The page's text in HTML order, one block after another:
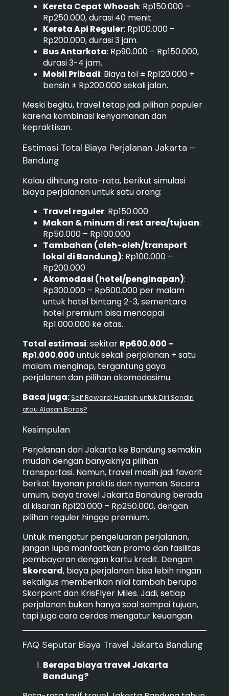
Kereta Cepat Whoosh: Rp150.000 –
Rp250.000, durasi 40 menit.
Kereta Api Reguler: Rp100.000 –
Rp200.000, durasi 3 jam.
Bus Antarkota: Rp90.000 – Rp150.000,
durasi 3-4 jam.
Mobil Pribadi: Biaya tol ± Rp120.000 +
bensin ± Rp200.000 sekali jalan.
Meski begitu, travel tetap jadi pilihan populer
karena kombinasi kenyamanan dan
kepraktisan.
Estimasi Total Biaya Perjalanan Jakarta –
Bandung
Kalau dihitung rata-rata, berikut simulasi
biaya perjalanan untuk satu orang:
Travel reguler: Rp150.000
Makan & minum di rest area/tujuan:
Rp50.000 – Rp100.000
Tambahan (oleh-oleh/transport
lokal di Bandung): Rp100.000 –
Rp200.000
Akomodasi (hotel/penginapan):
Rp300.000 – Rp600.000 per malam
untuk hotel bintang 2-3, sementara
hotel premium bisa mencapai
Rp1.000.000 ke atas.
Total estimasi: sekitar Rp600.000 –
Rp1.000.000 untuk sekali perjalanan + satu
malam menginap, tergantung gaya
perjalanan dan pilihan akomodasimu.
Baca juga:Self Reward: Hadiah untuk Diri Sendiri
atau Alasan Boros?
Kesimpulan
Perjalanan dari Jakarta ke Bandung semakin
mudah dengan banyaknya pilihan
transportasi. Namun, travel masih jadi favorit
berkat layanan praktis dan nyaman. Secara
umum, biaya travel Jakarta Bandung berada
di kisaran Rp120.000 – Rp250.000, dengan
pilihan reguler hingga premium.
Untuk mengatur pengeluaran perjalanan,
jangan lupa manfaatkan promo dan fasilitas
pembayaran dengan kartu kredit. Dengan
Skorcard, biaya perjalanan bisa lebih ringan
sekaligus memberikan nilai tambah berupa
Skorpoint dan KrisFlyer Miles. Jadi, setiap
perjalanan bukan hanya soal sampai tujuan,
tapi juga cara cerdas mengatur keuangan.
FAQ Seputar Biaya Travel Jakarta Bandung
Berapa biaya travel Jakarta
Bandung?